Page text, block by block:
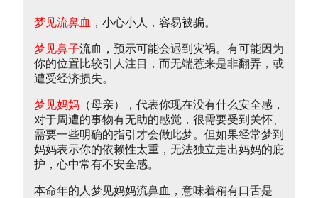
梦见流鼻血 ，小心小人，容易被骗。
梦见鼻子流血，预示可能会遇到灾祸。有可能因为
你的位置比较引人注目，而无端惹来是非翻弄，或
遭受经济损失。
梦见妈妈 （母亲），代表你现在没有什么安全感，
对于周遭的事物有无助的感觉，很需要受到关怀、
需要一些明确的指引才会做此梦。但如果经常梦到
妈妈表示你的依赖性太重，无法独立走出妈妈的庇
护，心中常有不安全感。
本命年的人梦见妈妈流鼻血，意味着稍有口舌是